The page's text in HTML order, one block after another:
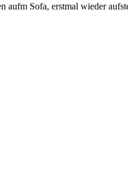
aufm Sofa, erstmal wieder